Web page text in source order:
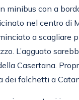
minibus con a
nel centro di
a scagliare
L’agguato
Casertana.
dei falchetti a